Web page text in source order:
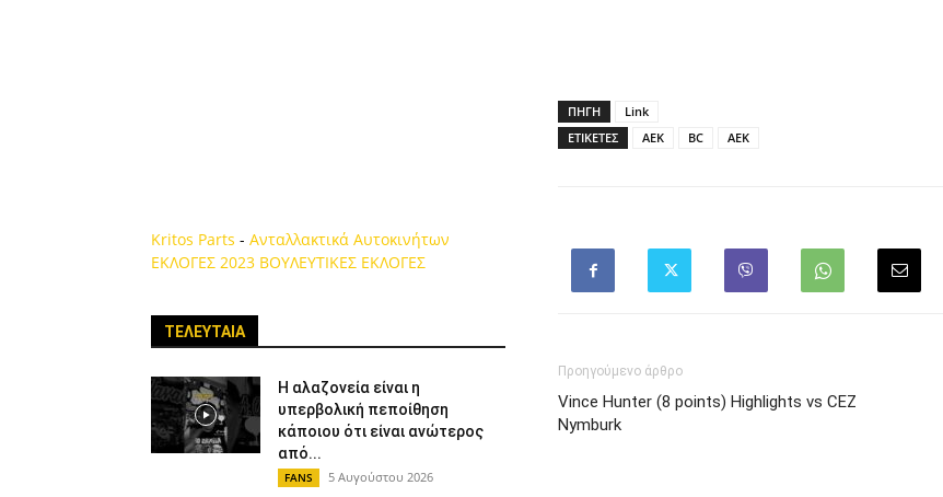
ΠΗΓΗ
Link
ΕΤΙΚΕΤΕΣ
AEK BC ΑΕΚ
Προηγούμενο άρθρο
Vince Hunter (8 points) Highlights vs CEZ
Nymburk
Kritos Parts - Ανταλλακτικά Αυτοκινήτων
ΕΚΛΟΓΕΣ 2023 ΒΟΥΛΕΥΤΙΚΕΣ ΕΚΛΟΓΕΣ
ΤΕΛΕΥΤΑΙΑ
Η αλαζονεία είναι η
υπερβολική πεποίθηση
κάποιου ότι είναι ανώτερος
από...
FANS 5 Αυγούστου 2026